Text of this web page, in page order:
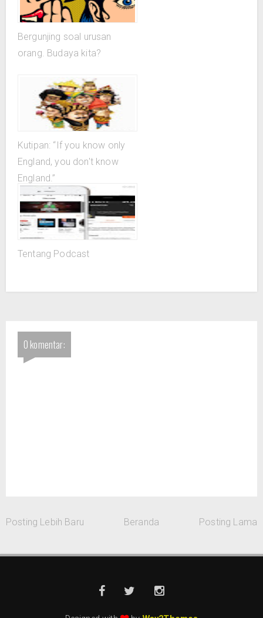
Bergunjing soal urusan
orang. Budaya kita?
Kutipan: “If you know only
England, you don't know
England.”
Tentang Podcast
0 komentar:
Posting Lebih Baru Beranda Posting Lama